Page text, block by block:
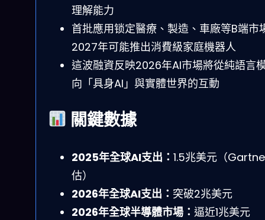
理解能力
首批應用锁定醫療、製造、車廠等B端市
2027年可能推出消費級家庭機器人
這波融資反映2026年AI市場將從純語言
向「具身AI」與實體世界的互動
關鍵數據
2025年全球AI支出： 1.5兆美元（
估）
2026年全球AI支出： 突破2兆美元
2026年全球半導體市場： 逼近1兆美元